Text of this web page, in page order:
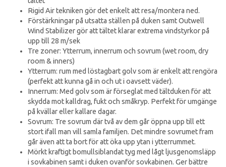
Rigid Air tekniken gör det enkelt att resa/montera ned.
Förstärkningar på utsatta ställen på duken samt Outwell
Wind Stabilizer gör att tältet klarar extrema vindstyrkor på
upp till 28 m/sek
Tre zoner: Ytterrum, innerrum och sovrum (wet room, dry
room & inners)
Ytterrum: rum med löstagbart golv som är enkelt att rengöra
(perfekt att kunna gå in och ut i oavsett väder).
Innerrum: Med golv som är förseglat med tältduken för att
skydda mot kalldrag, fukt och småkryp. Perfekt för umgänge
på kvällar eller kallare dagar.
Sovrum: Tre sovrum där två av dem går öppna upp till ett
stort ifall man vill samla familjen. Det mindre sovrumet fram
går även att ta bort för att öka upp ytan i ytterrummet.
Mörkt kraftigt bomullsiblandat tyg med lågt ljusgenomsläpp
i sovkabinen samt i duken ovanför sovkabinen. Ger bättre